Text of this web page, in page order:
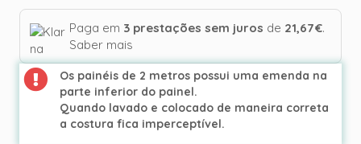
200
cm
diametro
Paga em 3 prestações sem juros de 21,67 €.
Saber mais
Os painéis de 2 metros possui uma emenda na
parte inferior do painel.
Quando lavado e colocado de maneira correta
a costura fica imperceptível.